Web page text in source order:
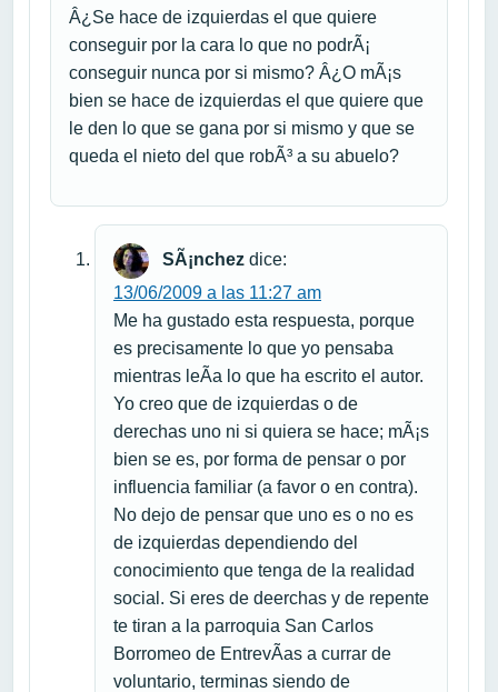
Â¿Se hace de izquierdas el que quiere
conseguir por la cara lo que no podrÃ¡
conseguir nunca por si mismo? Â¿O mÃ¡s
bien se hace de izquierdas el que quiere que
le den lo que se gana por si mismo y que se
queda el nieto del que robÃ³ a su abuelo?
SÃ¡nchez dice:
13/06/2009 a las 11:27 am
Me ha gustado esta respuesta, porque
es precisamente lo que yo pensaba
mientras leÃ­a lo que ha escrito el autor.
Yo creo que de izquierdas o de
derechas uno ni si quiera se hace; mÃ¡s
bien se es, por forma de pensar o por
influencia familiar (a favor o en contra).
No dejo de pensar que uno es o no es
de izquierdas dependiendo del
conocimiento que tenga de la realidad
social. Si eres de deerchas y de repente
te tiran a la parroquia San Carlos
Borromeo de EntrevÃ­as a currar de
voluntario, terminas siendo de